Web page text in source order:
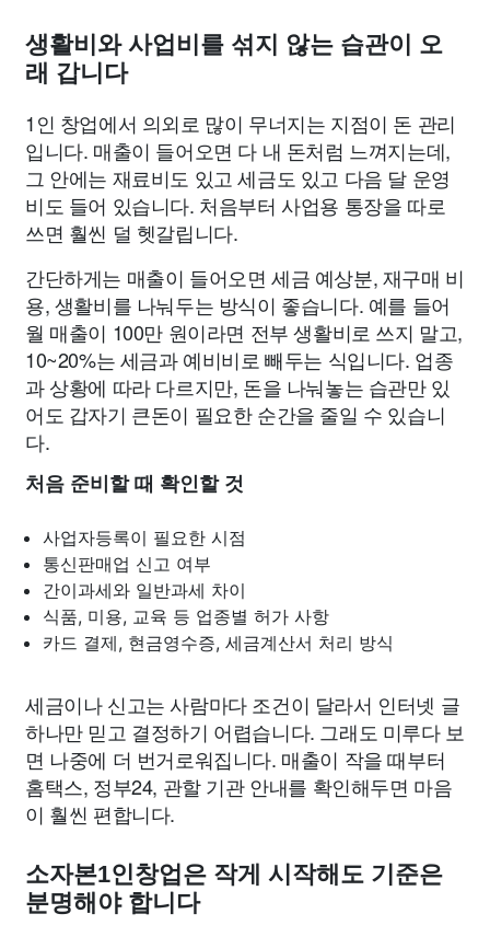
생활비와 사업비를 섞지 않는 습관이 오
래 갑니다
1인 창업에서 의외로 많이 무너지는 지점이 돈 관리
입니다. 매출이 들어오면 다 내 돈처럼 느껴지는데,
그 안에는 재료비도 있고 세금도 있고 다음 달 운영
비도 들어 있습니다. 처음부터 사업용 통장을 따로
쓰면 훨씬 덜 헷갈립니다.
간단하게는 매출이 들어오면 세금 예상분, 재구매 비
용, 생활비를 나눠두는 방식이 좋습니다. 예를 들어
월 매출이 100만 원이라면 전부 생활비로 쓰지 말고,
10~20%는 세금과 예비비로 빼두는 식입니다. 업종
과 상황에 따라 다르지만, 돈을 나눠놓는 습관만 있
어도 갑자기 큰돈이 필요한 순간을 줄일 수 있습니
다.
처음 준비할 때 확인할 것
사업자등록이 필요한 시점
통신판매업 신고 여부
간이과세와 일반과세 차이
식품, 미용, 교육 등 업종별 허가 사항
카드 결제, 현금영수증, 세금계산서 처리 방식
세금이나 신고는 사람마다 조건이 달라서 인터넷 글
하나만 믿고 결정하기 어렵습니다. 그래도 미루다 보
면 나중에 더 번거로워집니다. 매출이 작을 때부터
홈택스, 정부24, 관할 기관 안내를 확인해두면 마음
이 훨씬 편합니다.
소자본1인창업은 작게 시작해도 기준은
분명해야 합니다